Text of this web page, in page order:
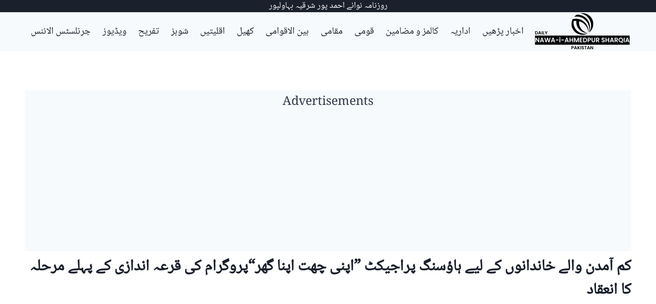
Skip
روزنامہ نوائے احمد پور شرقیہ بہاولپور
اخبار پڑھیں اداریہ کالمز و مضامین قومی مقامی بین الاقوامی کھیل اقلیتیں شوبز تفریح ویڈیوز جرنلسٹس الائنس
Advertisements
کم آمدن والے خاندانوں کے لیے ہاؤسنگ پراجیکٹ ”اپنی چھت اپنا گھر“پروگرام کی قرعہ اندازی کے پہلے مرحلہ
کا انعقاد